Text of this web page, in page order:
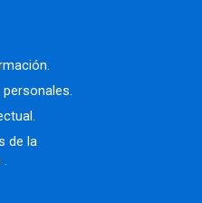
.
de la
.